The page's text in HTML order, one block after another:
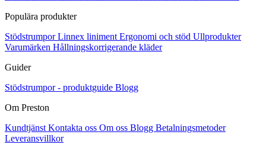
Populära produkter
StödstrumporLinnex liniment Ergonomi och stöd Ullprodukter
Varumärken Hållningskorrigerande kläder
Guider
Stödstrumpor - produktguide Blogg
Om Preston
Kundtjänst Kontakta oss Om oss Blogg Betalningsmetoder
Leveransvillkor